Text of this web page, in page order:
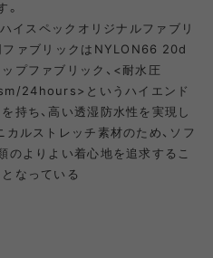
イスペックオリジナルファブリ
ファブリックはNYLON66 20d
プファブリック、<耐水圧
24hours>というハイエンド
持ち、高い透湿防水性を実現し
カルストレッチ素材のため、ソフ
のよりよい着心地を追求するこ
なっている